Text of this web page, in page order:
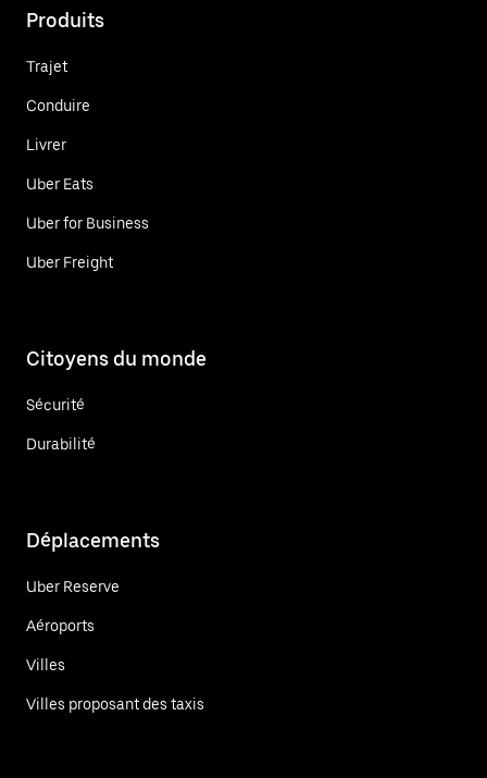
Produits
Trajet
Conduire
Livrer
Uber Eats
Uber for Business
Uber Freight
Citoyens du monde
Sécurité
Durabilité
Déplacements
Uber Reserve
Aéroports
Villes
Villes proposant des taxis